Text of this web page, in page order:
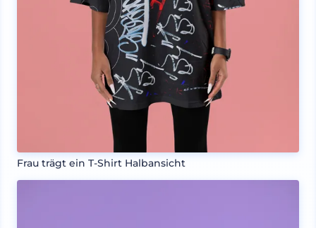
Frau trägt ein T-Shirt Halbansicht